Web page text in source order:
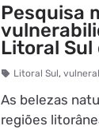
Pesquisa
Litoral Sul
Litoral Sul,
As belezas
regiões